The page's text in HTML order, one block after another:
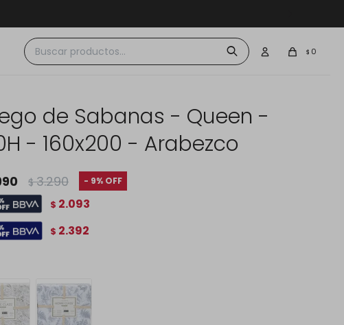
a $30.000
$ 0
de Sabanas - Queen -
- 160x200 - Arabezco
$ 3.290 9
$ 2.093
$ 2.392